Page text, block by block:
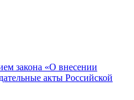
закона «О внесении
акты Российской